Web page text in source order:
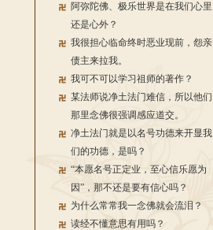
阿弥陀佛、极乐世界是在我们心里
还是心外？
我很担心临命终时恶业现前，怨亲
债主来拉我。
我可不可以学习祖师的著作？
某法师说净土法门难信，所以他们
那里念佛很强调感应道交。
净土法门就是以名号功德来开显我
们的功德，是吗？
“本愿名号正定业，至心信乐愿为
因”，那不还是要有信心吗？
为什么常常我一念佛就会流泪？
读经不懂意思有用吗？